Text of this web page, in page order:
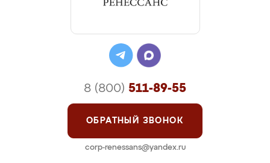
8 (800) 511-89-55
ОБРАТНЫЙ ЗВОНОК
corp-renessans@yandex.ru